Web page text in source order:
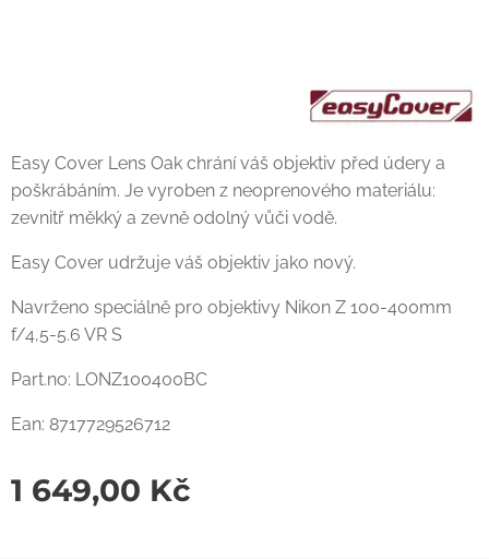
Easy Cover Lens Oak chrání váš objektiv před údery a
poškrábáním. Je vyroben z neoprenového materiálu:
zevnitř měkký a zevně odolný vůči vodě.
Easy Cover udržuje váš objektiv jako nový.
Navrženo speciálně pro objektivy Nikon Z 100-400mm
f/4,5-5.6 VR S
Part.no: LONZ100400BC
Ean: 8717729526712
1 649,00 Kč